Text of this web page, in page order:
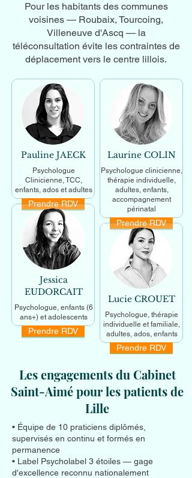
Pour les habitants des communes
voisines — Roubaix, Tourcoing,
Villeneuve d'Ascq — la
téléconsultation évite les contraintes de
déplacement vers le centre lillois.
Pauline JAECK
Psychologue
Clinicienne, TCC,
enfants, ados et adultes
En savoir +
Prendre RDV
Jessica
EUDORCAIT
Psychologue, enfants (6
ans+) et adolescents
En savoir +
Prendre RDV
Laurine COLIN
Psychologue clinicienne,
thérapie individuelle,
adultes, enfants,
accompagnement
périnatal
En savoir +
Prendre RDV
Lucie CROUET
Psychologue, thérapie
individuelle et familiale,
adultes, ados, enfants
En savoir +
Prendre RDV
Les engagements du Cabinet
Saint-Aimé pour les patients de
Lille
• Équipe de 10 praticiens diplômés,
supervisés en continu et formés en
permanence
• Label Psycholabel 3 étoiles — gage
d'excellence reconnu nationalement